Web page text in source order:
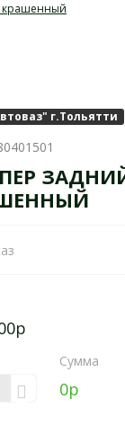
крашенный
г.Тольятти
Сумма
0р